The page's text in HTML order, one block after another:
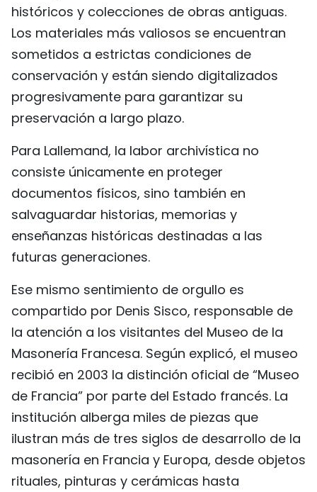
históricos y colecciones de obras antiguas.
Los materiales más valiosos se encuentran
sometidos a estrictas condiciones de
conservación y están siendo digitalizados
progresivamente para garantizar su
preservación a largo plazo.
Para Lallemand, la labor archivística no
consiste únicamente en proteger
documentos físicos, sino también en
salvaguardar historias, memorias y
enseñanzas históricas destinadas a las
futuras generaciones.
Ese mismo sentimiento de orgullo es
compartido por Denis Sisco, responsable de
la atención a los visitantes del Museo de la
Masonería Francesa. Según explicó, el museo
recibió en 2003 la distinción oficial de “Museo
de Francia” por parte del Estado francés. La
institución alberga miles de piezas que
ilustran más de tres siglos de desarrollo de la
masonería en Francia y Europa, desde objetos
rituales, pinturas y cerámicas hasta